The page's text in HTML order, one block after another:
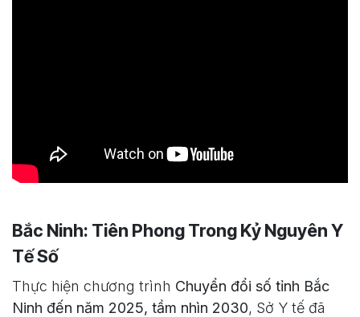
Bắc Ninh: Tiên Phong Trong Kỷ Nguyên Y
Tế Số
Thực hiện chương trình Chuyển đổi số tỉnh Bắc
Ninh đến năm 2025, tầm nhìn 2030, Sở Y tế đã